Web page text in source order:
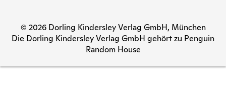
© 2026 Dorling Kindersley Verlag GmbH, München
Die Dorling Kindersley Verlag GmbH gehört zu Penguin
Random House